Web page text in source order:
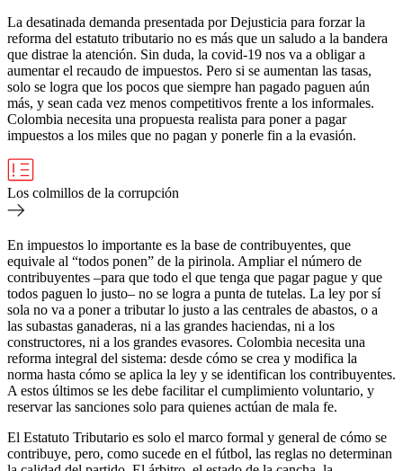
La desatinada demanda presentada por Dejusticia para forzar la
reforma del estatuto tributario no es más que un saludo a la bandera
que distrae la atención. Sin duda, la covid-19 nos va a obligar a
aumentar el recaudo de impuestos. Pero si se aumentan las tasas,
solo se logra que los pocos que siempre han pagado paguen aún
más, y sean cada vez menos competitivos frente a los informales.
Colombia necesita una propuesta realista para poner a pagar
impuestos a los miles que no pagan y ponerle fin a la evasión.
Los colmillos de la corrupción
En impuestos lo importante es la base de contribuyentes, que
equivale al “todos ponen” de la pirinola. Ampliar el número de
contribuyentes –para que todo el que tenga que pagar pague y que
todos paguen lo justo– no se logra a punta de tutelas. La ley por sí
sola no va a poner a tributar lo justo a las centrales de abastos, o a
las subastas ganaderas, ni a las grandes haciendas, ni a los
constructores, ni a los grandes evasores. Colombia necesita una
reforma integral del sistema: desde cómo se crea y modifica la
norma hasta cómo se aplica la ley y se identifican los contribuyentes.
A estos últimos se les debe facilitar el cumplimiento voluntario, y
reservar las sanciones solo para quienes actúan de mala fe.
El Estatuto Tributario es solo el marco formal y general de cómo se
contribuye, pero, como sucede en el fútbol, las reglas no determinan